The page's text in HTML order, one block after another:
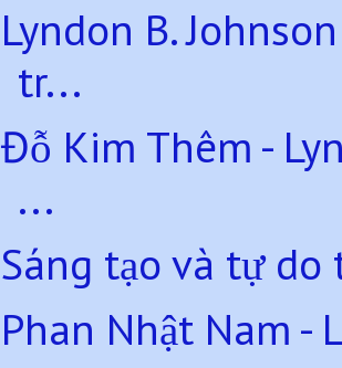
Lyndon B.
tr...
Đỗ Kim Thêm -
...
Sáng tạo và tự
Phan Nhật Nam -